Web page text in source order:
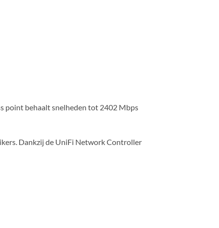
point behaalt snelheden tot 2402 Mbps
Dankzij de UniFi Network Controller